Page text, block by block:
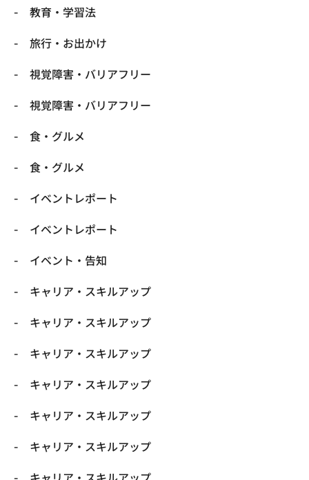
​教育・学習法
​旅行・お出かけ
​視覚障害・バリアフリー
​視覚障害・バリアフリー
​食・グルメ
​食・グルメ
イベントレポート
イベントレポート
イベント・告知
キャリア・スキルアップ
キャリア・スキルアップ
キャリア・スキルアップ
キャリア・スキルアップ
キャリア・スキルアップ
キャリア・スキルアップ